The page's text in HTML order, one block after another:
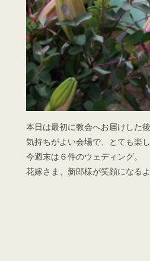
本日は最初に教会へお届けした
気持ちがよい会場で、とても楽
今週末は６件のウェディング。
花嫁さま、新郎様が笑顔になる